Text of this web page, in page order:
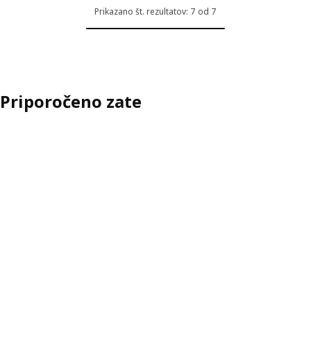
Prikazano št. rezultatov: 7 od 7
Priporočeno zate